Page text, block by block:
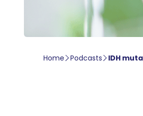
Home Podcasts